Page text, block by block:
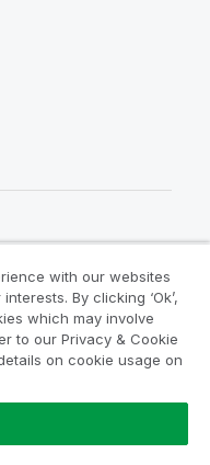
AB. Todos os
with our websites
By clicking ‘Ok’,
which may involve
to our Privacy & Cookie
on cookie usage on